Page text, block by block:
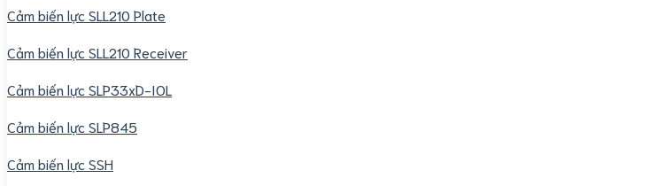
Cảm biến lực SLL210 Plate
Cảm biến lực SLL210 Receiver
Cảm biến lực SLP33xD-IOL
Cảm biến lực SLP845
Cảm biến lực SSH